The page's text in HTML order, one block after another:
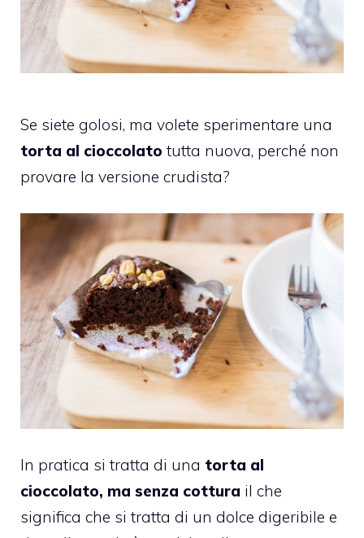
Se siete golosi, ma volete sperimentare una
torta al cioccolato tutta nuova, perché non
provare la versione crudista?
In pratica si tratta di una torta al
cioccolato, ma senza cottura il che
significa che si tratta di un dolce digeribile e